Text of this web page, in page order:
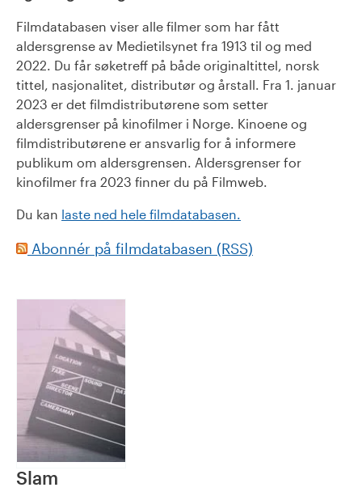
Filmdatabasen viser alle filmer som har fått
aldersgrense av Medietilsynet fra 1913 til og med
2022. Du får søketreff på både originaltittel, norsk
tittel, nasjonalitet, distributør og årstall. Fra 1. januar
2023 er det filmdistributørene som setter
aldersgrenser på kinofilmer i Norge. Kinoene og
filmdistributørene er ansvarlig for å informere
publikum om aldersgrensen. Aldersgrenser for
kinofilmer fra 2023 finner du på Filmweb.
Du kan laste ned hele filmdatabasen.
Abonnér på filmdatabasen (RSS)
Slam